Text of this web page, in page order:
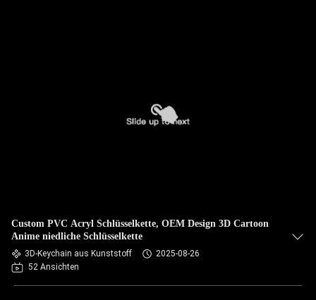
Custom PVC Acryl Schlüsselkette, OEM Design 3D Cartoon
Anime niedliche Schlüsselkette
3D-Keychain aus Kunststoff
2025-08-26
52 Ansichten